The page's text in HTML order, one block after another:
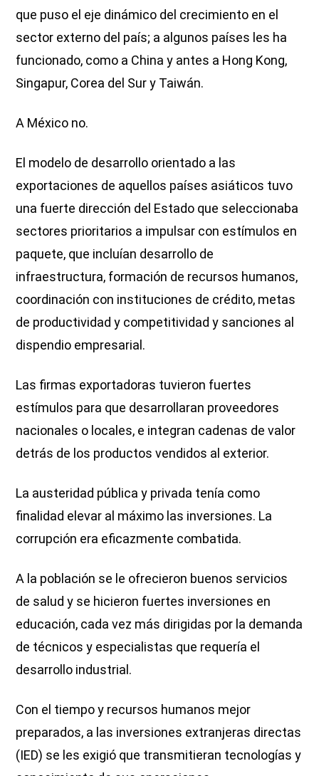
que puso el eje dinámico del crecimiento en el
sector externo del país; a algunos países les ha
funcionado, como a China y antes a Hong Kong,
Singapur, Corea del Sur y Taiwán.
A México no.
El modelo de desarrollo orientado a las
exportaciones de aquellos países asiáticos tuvo
una fuerte dirección del Estado que seleccionaba
sectores prioritarios a impulsar con estímulos en
paquete, que incluían desarrollo de
infraestructura, formación de recursos humanos,
coordinación con instituciones de crédito, metas
de productividad y competitividad y sanciones al
dispendio empresarial.
Las firmas exportadoras tuvieron fuertes
estímulos para que desarrollaran proveedores
nacionales o locales, e integran cadenas de valor
detrás de los productos vendidos al exterior.
La austeridad pública y privada tenía como
finalidad elevar al máximo las inversiones. La
corrupción era eficazmente combatida.
A la población se le ofrecieron buenos servicios
de salud y se hicieron fuertes inversiones en
educación, cada vez más dirigidas por la demanda
de técnicos y especialistas que requería el
desarrollo industrial.
Con el tiempo y recursos humanos mejor
preparados, a las inversiones extranjeras directas
(IED) se les exigió que transmitieran tecnologías y